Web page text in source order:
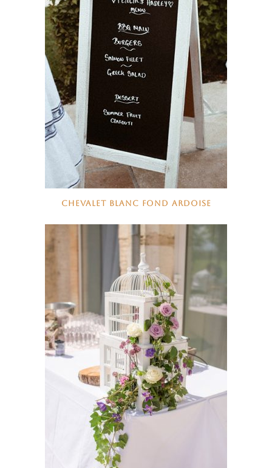
CHEVALET BLANC FOND ARDOISE